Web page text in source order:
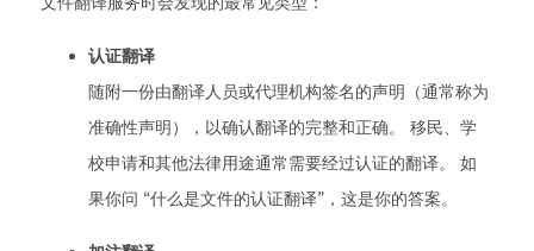
认证翻译
随附一份由翻译人员或代理机构签名的声明（通常称为
准确性声明），以确认翻译的完整和正确。 移民、学
校申请和其他法律用途通常需要经过认证的翻译。 如
果你问 “什么是文件的认证翻译”，这是你的答案。